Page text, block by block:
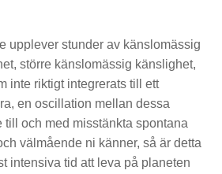
upplever stunder av känslomässig
större känslomässig känslighet,
inte riktigt integrerats till ett
en oscillation mellan dessa
till och med misstänkta spontana
välmående ni känner, så är detta
intensiva tid att leva på planeten